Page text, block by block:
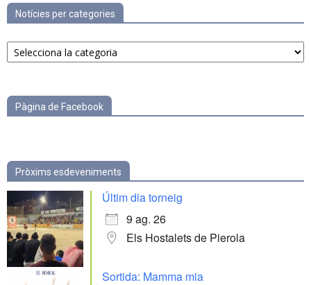
Notícies per categories
Notícies
per
Pàgina de Facebook
Pròxims esdeveniments
Últim dia torneig
9 ag. 26
Els Hostalets de Pierola
Sortida: Mamma mia